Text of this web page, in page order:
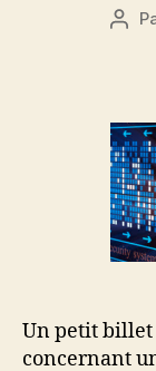
Un petit billet
concernant